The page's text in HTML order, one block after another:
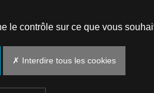
le contrôle sur ce que vous
✗ Interdire tous les cookies